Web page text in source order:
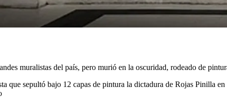
muralistas del país, pero murió en la oscuridad, rodeado de
que sepultó bajo 12 capas de pintura la dictadura de Rojas Pinilla